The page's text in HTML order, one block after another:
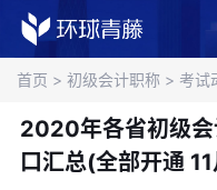
首页 > 初级会计职称 > 考试
2020年各省初级
口汇总(全部开通